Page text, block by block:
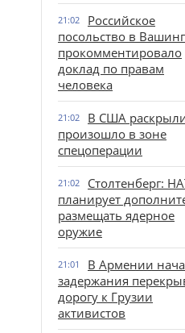
21:02
Российское
посольство в
прокомментировало
доклад по правам
человека
21:02
В США
произошло в зоне
спецоперации
21:02
Столтенберг:
планирует
размещать ядерное
оружие
21:01
В Армении
задержания
дорогу к Грузии
активистов